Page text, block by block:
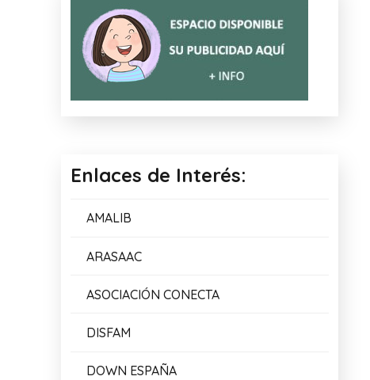
Enlaces de Interés:
AMALIB
ARASAAC
ASOCIACIÓN CONECTA
DISFAM
DOWN ESPAÑA